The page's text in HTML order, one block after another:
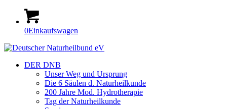
0Einkaufswagen
DER DNB
Unser Weg und Ursprung
Die 6 Säulen d. Naturheilkunde
200 Jahre Mod. Hydrotherapie
Tag der Naturheilkunde